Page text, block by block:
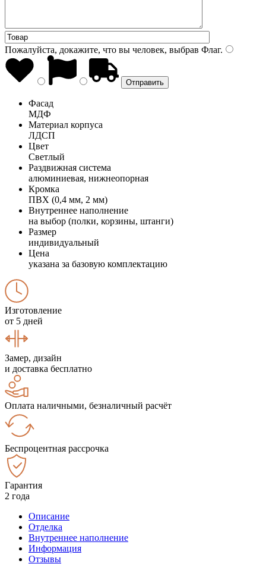
Пожалуйста, докажите, что вы человек, выбрав Флаг.
Фасад
МДФ
Материал корпуса
ЛДСП
Цвет
Светлый
Раздвижная система
алюминиевая, нижнеопорная
Кромка
ПВХ (0,4 мм, 2 мм)
Внутреннее наполнение
на выбор (полки, корзины, штанги)
Размер
индивидуальный
Цена
указана за базовую комплектацию
Изготовление
от 5 дней
Замер, дизайн
и доставка бесплатно
Оплата наличными, безналичный расчёт
Беспроцентная рассрочка
Гарантия
2 года
Описание
Отделка
Внутреннее наполнение
Информация
Отзывы